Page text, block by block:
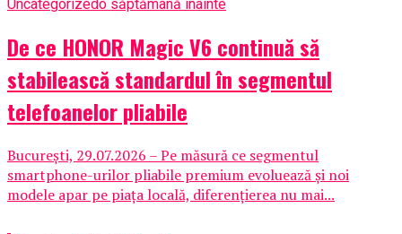
Uncategorizedo săptămână inainte
De ce HONOR Magic V6 continuă să
stabilească standardul în segmentul
telefoanelor pliabile
București, 29.07.2026 – Pe măsură ce segmentul
smartphone-urilor pliabile premium evoluează și noi
modele apar pe piața locală, diferențierea nu mai...